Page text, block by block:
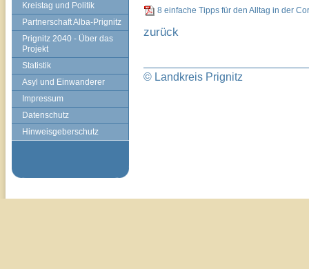
Kreistag und Politik
Partnerschaft Alba-Prignitz
Prignitz 2040 - Über das
Projekt
Statistik
Asyl und Einwanderer
Impressum
Datenschutz
Hinweisgeberschutz
8 einfache Tipps für den Alltag in der
zurück
© Landkreis Prignitz